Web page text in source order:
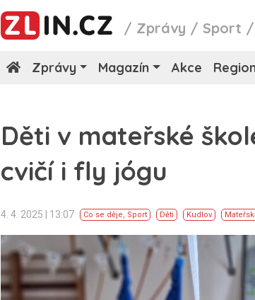
/ Zprávy /Sport /
Zprávy Magazín Akce
Děti v mateřské
cvičí i fly jógu
4. 4. 2025 | 13:07 Co se děje, Sport Děti Kudlov